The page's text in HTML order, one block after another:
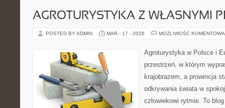
AGROTURYSTYKA Z WŁASNYMI
POSTED BY ADMIN MAR - 17 - 2026 MOŻLIWOŚĆ
Agroturystyka w Polsce i
przestrzeń, w którym
krajobrazem, a prowincja
odkrywania świata w
człowiekowi rytmie. To